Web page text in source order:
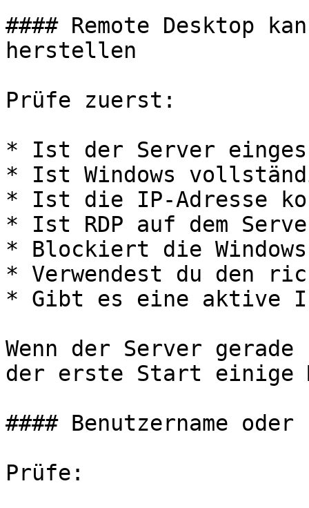
#### Remote Desktop
herstellen
Prüfe zuerst:
* Ist der Server
* Ist Windows
* Ist die IP-Adresse
* Ist RDP auf dem
* Blockiert die
* Verwendest du den
* Gibt es eine aktive
Wenn der Server
der erste Start einige
#### Benutzername
Prüfe: